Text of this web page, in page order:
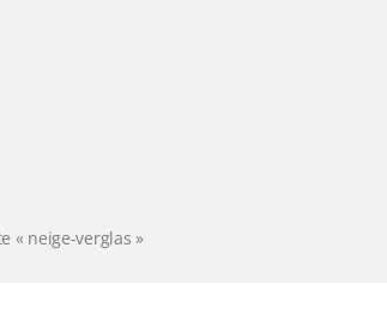
« neige-verglas »